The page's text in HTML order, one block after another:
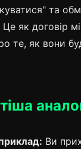
та
Це як договір
те, як вони
Ви